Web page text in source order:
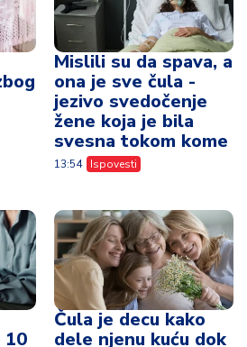
Mislili su da spava, a
ona je sve čula -
jezivo svedočenje
žene koja je bila
svesna tokom kome
13:54 Ispovesti
10
Čula je decu kako
dele njenu kuću dok